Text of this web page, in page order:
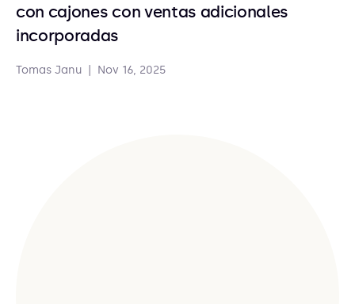
con cajones con ventas adicionales
incorporadas
Tomas Janu Nov 16, 2025